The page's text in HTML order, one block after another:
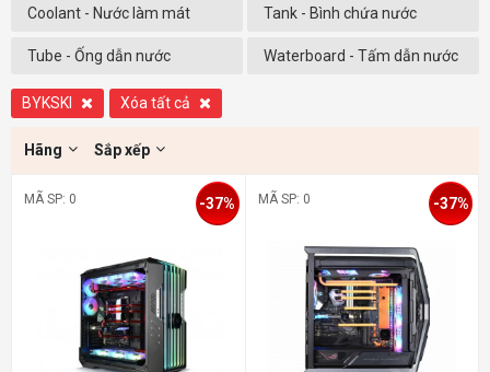
Coolant - Nước làm mát Tank - Bình chứa nước
Tube - Ống dẫn nước Waterboard - Tấm dẫn nước
BYKSKI Xóa tất cả
Hãng Sắp xếp
MÃ SP: 0 -37% MÃ SP: 0 -37%